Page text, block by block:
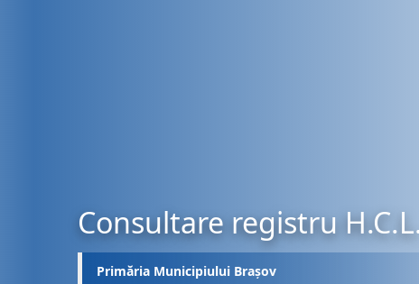
Consultare registru
Primăria Municipiului Brașov